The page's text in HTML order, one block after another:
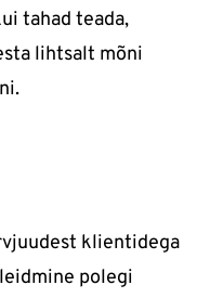
tahad teada,
lihtsalt mõni
klientidega
polegi